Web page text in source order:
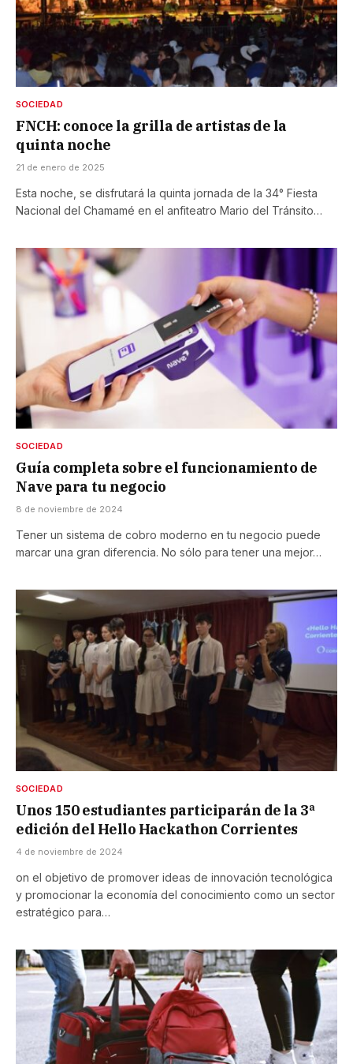
SOCIEDAD
FNCH: conoce la grilla de artistas de la
quinta noche
21 de enero de 2025
Esta noche, se disfrutará la quinta jornada de la 34° Fiesta
Nacional del Chamamé en el anfiteatro Mario del Tránsito…
SOCIEDAD
Guía completa sobre el funcionamiento de
Nave para tu negocio
8 de noviembre de 2024
Tener un sistema de cobro moderno en tu negocio puede
marcar una gran diferencia. No sólo para tener una mejor…
SOCIEDAD
Unos 150 estudiantes participarán de la 3ª
edición del Hello Hackathon Corrientes
4 de noviembre de 2024
on el objetivo de promover ideas de innovación tecnológica
y promocionar la economía del conocimiento como un sector
estratégico para…